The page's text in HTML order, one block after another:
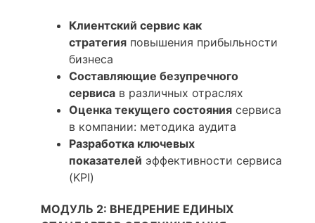
Клиентский сервис как
стратегия повышения прибыльности
бизнеса
Составляющие безупречного
сервиса в различных отраслях
Оценка текущего состояния сервиса
в компании: методика аудита
Разработка ключевых
показателей эффективности сервиса
(KPI)
МОДУЛЬ 2: ВНЕДРЕНИЕ ЕДИНЫХ